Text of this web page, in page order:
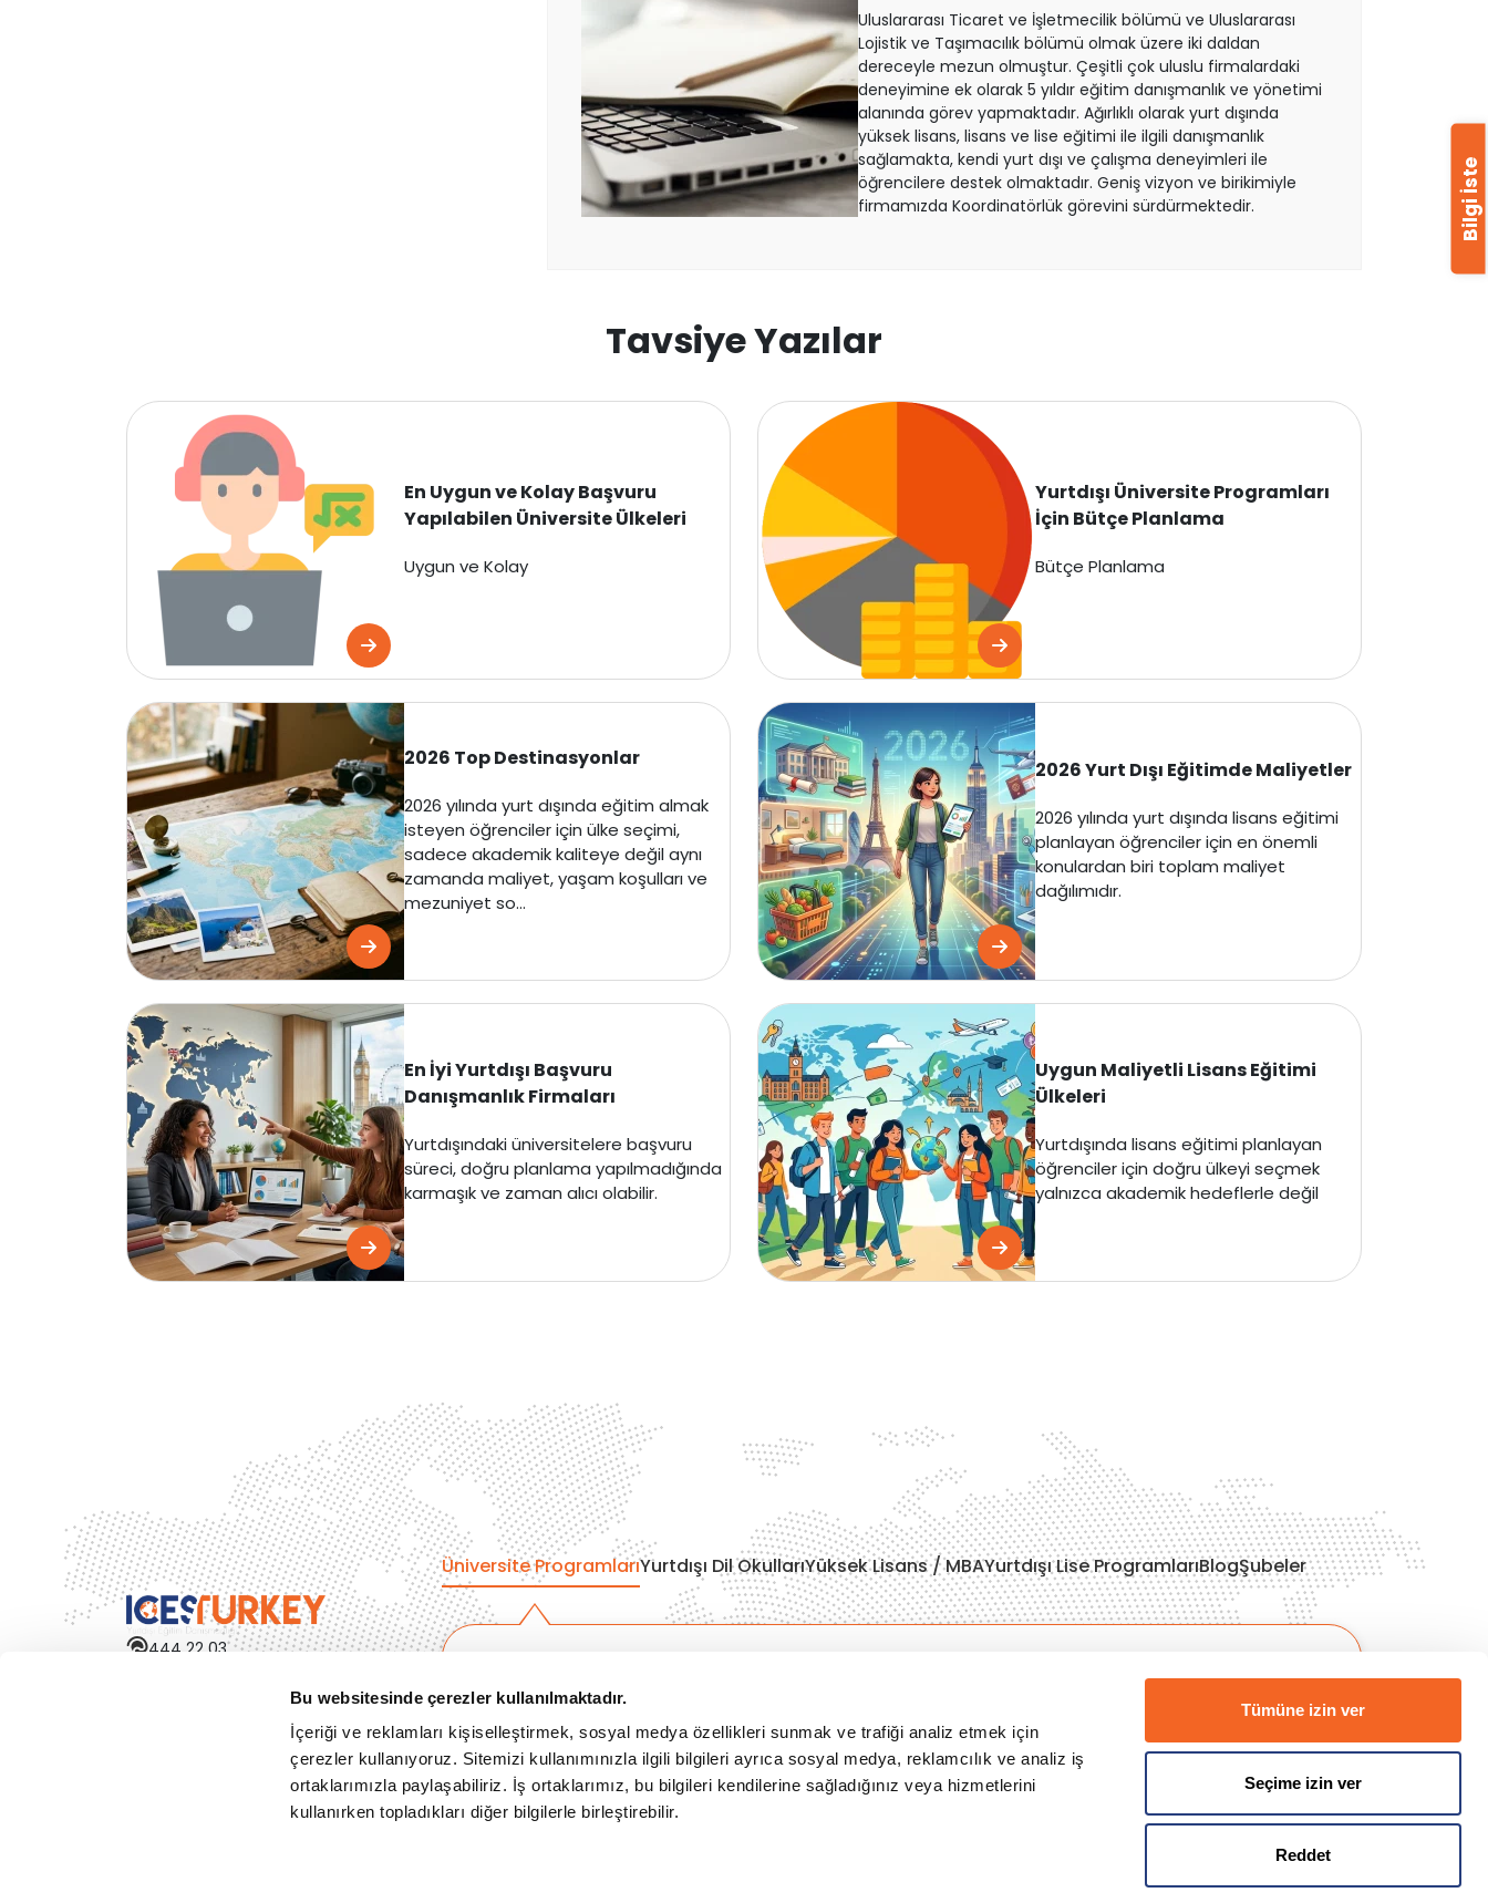
Bu websitesinde çerezler kullanılmaktadır.
İçeriği ve reklamları kişiselleştirmek, sosyal medya özellikleri sunmak ve trafiği analiz etmek için
çerezler kullanıyoruz. Sitemizi kullanımınızla ilgili bilgileri ayrıca sosyal medya, reklamcılık ve analiz iş
ortaklarımızla paylaşabiliriz. İş ortaklarımız, bu bilgileri kendilerine sağladığınız veya hizmetlerini
kullanırken topladıkları diğer bilgilerle birleştirebilir.
Tümüne izin ver
Seçime izin ver
Reddet
Macaristan
Avusturya
Finlandiya
Gürcistan
Estonya
İsveç
Danimarka
Kanada
Hollanda
İngiltere
Çekya
İtalya
İspanya
İsveç
Uluslararası Ticaret ve İşletmecilik bölümü ve Uluslararası
Lojistik ve Taşımacılık bölümü olmak üzere iki daldan
dereceyle mezun olmuştur. Çeşitli çok uluslu firmalardaki
deneyimine ek olarak 5 yıldır eğitim danışmanlık ve yönetimi
alanında görev yapmaktadır. Ağırlıklı olarak yurt dışında
yüksek lisans, lisans ve lise eğitimi ile ilgili danışmanlık
sağlamakta, kendi yurt dışı ve çalışma deneyimleri ile
öğrencilere destek olmaktadır. Geniş vizyon ve birikimiyle
firmamızda Koordinatörlük görevini sürdürmektedir.
Tavsiye Yazılar
En Uygun ve Kolay Başvuru
Yapılabilen Üniversite Ülkeleri
Uygun ve Kolay
Yurtdışı Üniversite Programları
İçin Bütçe Planlama
Bütçe Planlama
2026 Top Destinasyonlar
2026 yılında yurt dışında eğitim almak
isteyen öğrenciler için ülke seçimi,
sadece akademik kaliteye değil aynı
zamanda maliyet, yaşam koşulları ve
mezuniyet so...
2026 Yurt Dışı Eğitimde Maliyetler
2026 yılında yurt dışında lisans eğitimi
planlayan öğrenciler için en önemli
konulardan biri toplam maliyet
dağılımıdır.
En İyi Yurtdışı Başvuru
Danışmanlık Firmaları
Yurtdışındaki üniversitelere başvuru
süreci, doğru planlama yapılmadığında
karmaşık ve zaman alıcı olabilir.
Uygun Maliyetli Lisans Eğitimi
Ülkeleri
Yurtdışında lisans eğitimi planlayan
öğrenciler için doğru ülkeyi seçmek
yalnızca akademik hedeflerle değil
444 22 03
Üniversite ProgramlarıYurtdışı Dil OkullarıYüksek Lisans / MBAYurtdışı Lise ProgramlarıBlogŞubeler
İspanya Üniversiteleri
İsveç Üniversiteleri
Estonya Üniversiteleri
Hollanda Üniversiteleri
Almanya Üniversiteleri
Kanada Üniversiteleri
Macaristan Üniversiteleri
Polonya Üniversiteleri
Danimarka Üniversiteleri
İrlanda Üniversiteleri
Finlandiya Üniversiteleri
Avustralya Üniversiteleri
Bilgi İste